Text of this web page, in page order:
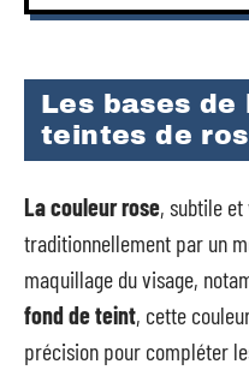
Les bases
teintes de
La couleur rose, subtile et
traditionnellement par un
maquillage du visage,
fond de teint, cette
précision pour compléter